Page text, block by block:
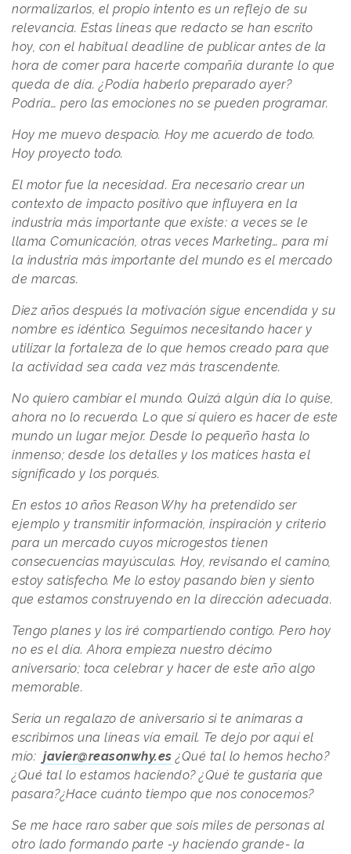
normalizarlos, el propio intento es un reflejo de su
relevancia. Estas líneas que redacto se han escrito
hoy, con el habitual deadline de publicar antes de la
hora de comer para hacerte compañía durante lo que
queda de día. ¿Podía haberlo preparado ayer?
Podría… pero las emociones no se pueden programar.
Hoy me muevo despacio. Hoy me acuerdo de todo.
Hoy proyecto todo.
El motor fue la necesidad. Era necesario crear un
contexto de impacto positivo que influyera en la
industria más importante que existe: a veces se le
llama Comunicación, otras veces Marketing… para mi
la industria más importante del mundo es el mercado
de marcas.
Diez años después la motivación sigue encendida y su
nombre es idéntico. Seguimos necesitando hacer y
utilizar la fortaleza de lo que hemos creado para que
la actividad sea cada vez más trascendente.
No quiero cambiar el mundo. Quizá algún día lo quise,
ahora no lo recuerdo. Lo que sí quiero es hacer de este
mundo un lugar mejor. Desde lo pequeño hasta lo
inmenso; desde los detalles y los matices hasta el
significado y los porqués.
En estos 10 años Reason Why ha pretendido ser
ejemplo y transmitir información, inspiración y criterio
para un mercado cuyos microgestos tienen
consecuencias mayúsculas. Hoy, revisando el camino,
estoy satisfecho. Me lo estoy pasando bien y siento
que estamos construyendo en la dirección adecuada.
Tengo planes y los iré compartiendo contigo. Pero hoy
no es el día. Ahora empieza nuestro décimo
aniversario; toca celebrar y hacer de este año algo
memorable.
Sería un regalazo de aniversario si te animaras a
escribirnos una líneas vía email. Te dejo por aquí el
mío: javier@reasonwhy.es ¿Qué tal lo hemos hecho?
¿Qué tal lo estamos haciendo? ¿Qué te gustaría que
pasara?¿Hace cuánto tiempo que nos conocemos?
Se me hace raro saber que sois miles de personas al
otro lado formando parte -y haciendo grande- la